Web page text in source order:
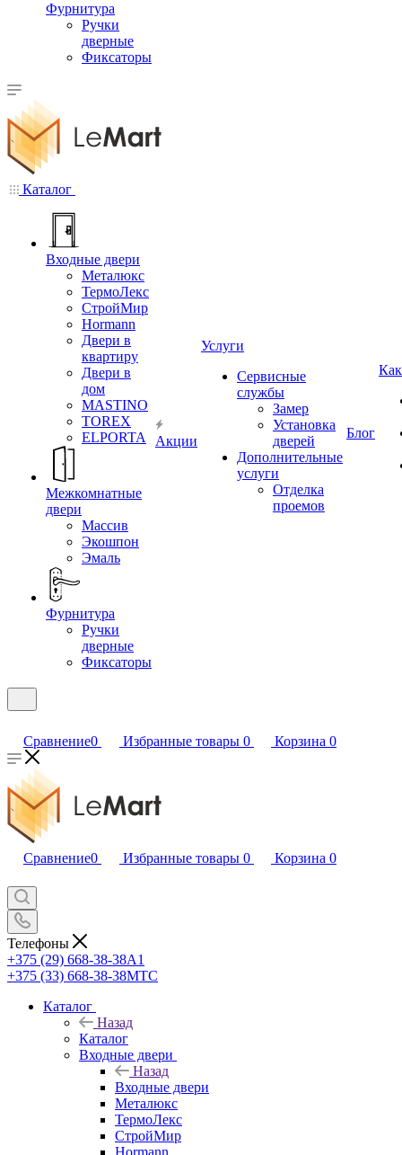
Фурнитура
Ручки
дверные
Фиксаторы
Каталог
Входные двери
Металюкс
ТермоЛекс
СтройМир
Hormann
Двери в
квартиру
Двери в
дом
MASTINO
TOREX
ELPORTA
Межкомнатные
двери
Массив
Экошпон
Эмаль
Фурнитура
Ручки
дверные
Фиксаторы
Акции
Услуги
Сервисные
службы
Замер
Установка
дверей
Дополнительные
услуги
Отделка
проемов
Блог
Сравнение0 Избранные товары 0 Корзина 0
Сравнение0 Избранные товары 0 Корзина 0
Телефоны
+375 (29) 668-38-38A1
+375 (33) 668-38-38МТС
Каталог
Назад
Каталог
Входные двери
Назад
Входные двери
Металюкс
ТермоЛекс
СтройМир
Hormann